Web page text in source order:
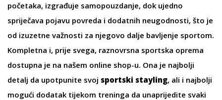
početaka, izgrađuje samopouzdanje, dok ujedno
spriječava pojavu povreda i dodatnih neugodnosti, što je
od izuzetne važnosti za njegovo dalje bavljenje sportom.
Kompletna i, prije svega, raznovrsna sportska oprema
dostupna je na našem online shop-u. Ona je najbolji
detalj da upotpunite svoj sportski stayling, ali i najbolji
mogući dodatak tijekom treninga da unaprijedite svaki